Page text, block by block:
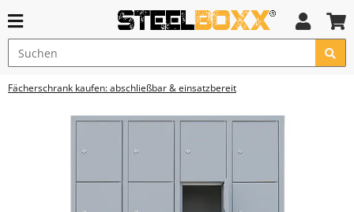
Fächerschrank kaufen: abschließbar & einsatzbereit